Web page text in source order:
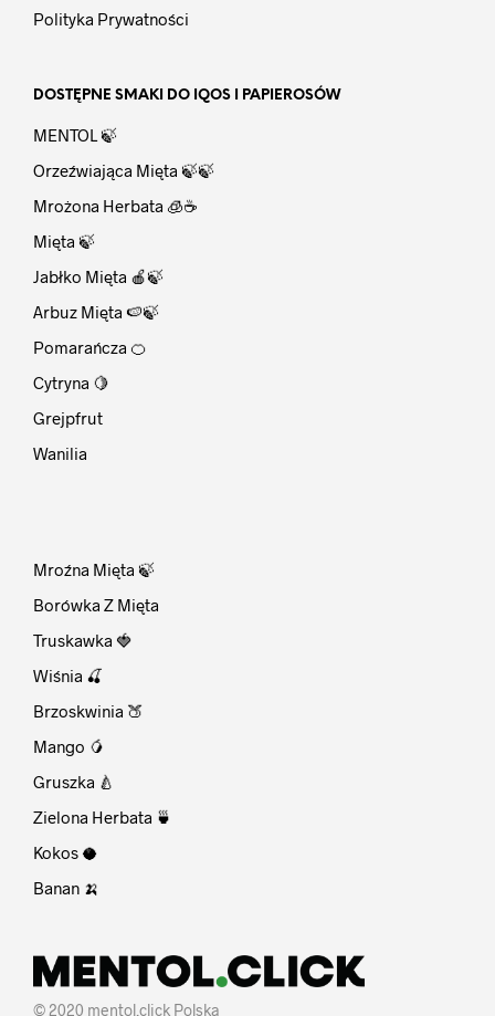
Polityka Prywatności
DOSTĘPNE SMAKI DO IQOS I PAPIEROSÓW
MENTOL 🍃
Orzeźwiająca Mięta 🍃🍃
Mrożona Herbata 🧊☕
Mięta 🍃
Jabłko Mięta 🍎🍃
Arbuz Mięta 🍉🍃
Pomarańcza 🍊
Cytryna 🍋
Grejpfrut
Wanilia
Mroźna Mięta 🍃
Borówka Z Mięta
Truskawka 🍓
Wiśnia 🍒
Brzoskwinia 🍑
Mango 🥭
Gruszka 🍐
Zielona Herbata 🍵
Kokos 🥥
Banan 🍌
© 2020 mentol.click Polska